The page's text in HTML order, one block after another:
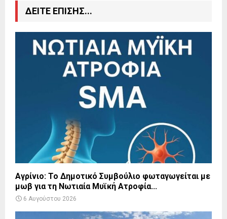
ΔΕΙΤΕ ΕΠΙΣΗΣ...
Αγρίνιο: Το Δημοτικό Συμβούλιο φωταγωγείται με
μωβ για τη Νωτιαία Μυϊκή Ατροφία...
6 Αυγούστου 2026